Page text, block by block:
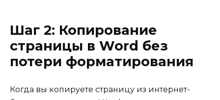
Шаг 2: Копирование
страницы в Word без
потери форматирования
Когда вы копируете страницу из интернет-